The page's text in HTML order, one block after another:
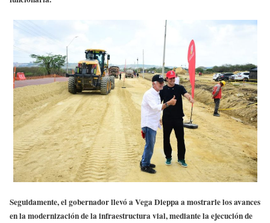
Seguidamente, el gobernador llevó a Vega Dieppa a mostrarle los avances
en la modernización de la infraestructura vial, mediante la ejecución de